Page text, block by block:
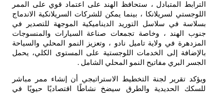
الترابط المتبادل ، ستحافظ الهند على اعتماد قوي على الممر
اللوجستي لسريلانكا ، بينما يمكن للشركات السريلانكية الاندماج
بسلاسة في سلاسل التوريد الديناميكية الموجهة للتصدير في
جنوب الهند ، وخاصة تجمعات صناعة السيارات والمنسوجات
المزدهرة في ولاية تاميل نادو ، وتعزيز النمو المحلي والسياحة
بالإضافة إلى الخدمات اللوجستية على المستوى الكلي، يحمل
الجسر البري مفاتيح النمو المحلي الشامل .
ويؤكد تقرير لجنة التخطيط الاستراتيجي أن إنشاء ممر مباشر
للسكك الحديدية والطرق سيضخ نشاطًا اقتصاديًا حيويًا في